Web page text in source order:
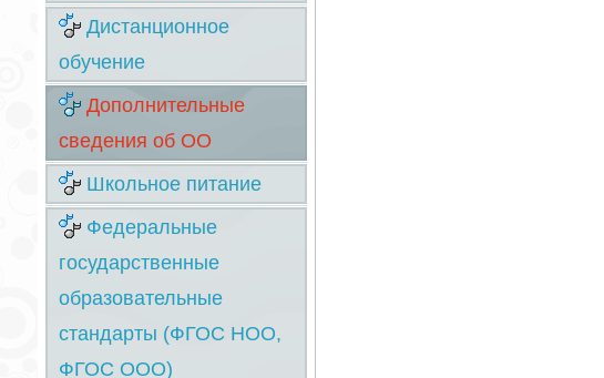
Дистанционное
обучение
Дополнительные
сведения об ОО
Школьное питание
Федеральные
государственные
образовательные
стандарты (ФГОС НОО,
ФГОС ООО)